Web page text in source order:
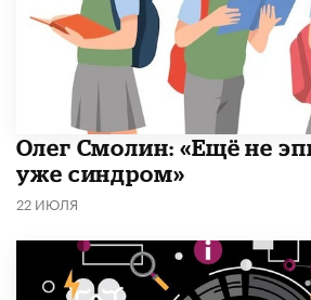
​Олег Смолин: «Ещё не
уже синдром»
22 ИЮЛЯ